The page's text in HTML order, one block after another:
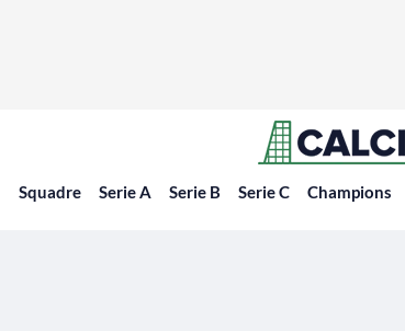
Squadre Serie A Serie B Serie C Champions